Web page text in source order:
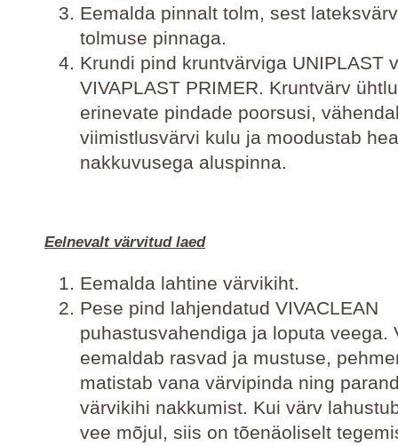
Eemalda pinnalt tolm, sest
tolmuse pinnaga.
Krundi pind kruntvärviga UNIPLAST
VIVAPLAST PRIMER. Kruntvärv
erinevate pindade poorsusi,
viimistlusvärvi kulu ja moodustab hea
nakkuvusega aluspinna.
Eelnevalt värvitud laed
Eemalda lahtine värvikiht.
Pese pind lahjendatud VIVACLEAN
puhastusvahendiga ja loputa veega.
eemaldab rasvad ja mustuse,
matistab vana värvipinda ning
värvikihi nakkumist. Kui värv
vee mõjul, siis on tõenäoliselt